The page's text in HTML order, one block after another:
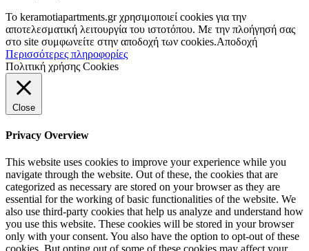
To keramotiapartments.gr χρησιμοποιεί cookies για την
αποτελεσματική λειτουργία του ιστοτόπου. Με την πλοήγησή σας
στο site συμφωνείτε στην αποδοχή των cookies.Αποδοχή
Περισσότερες πληροφορίες
Πολιτική χρήσης Cookies
Close
Privacy Overview
This website uses cookies to improve your experience while you
navigate through the website. Out of these, the cookies that are
categorized as necessary are stored on your browser as they are
essential for the working of basic functionalities of the website. We
also use third-party cookies that help us analyze and understand how
you use this website. These cookies will be stored in your browser
only with your consent. You also have the option to opt-out of these